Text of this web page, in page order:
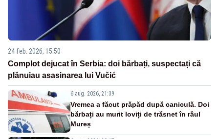
24 feb. 2026, 15:50
Complot dejucat în Serbia: doi bărbați, suspectați că
plănuiau asasinarea lui Vučić
6 aug. 2026, 21:39
Vremea a făcut prăpăd după caniculă. Doi
bărbați au murit loviți de trăsnet în râul
Mureș